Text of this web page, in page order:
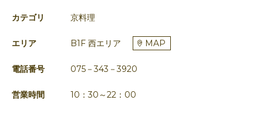
カテゴリ 京料理
エリア B1F 西エリア MAP
電話番号 075－343－3920
営業時間 10：30～22：00